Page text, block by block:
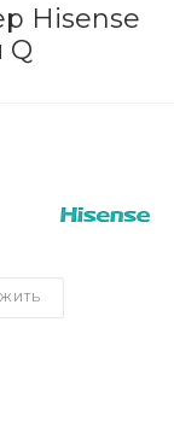
Hisense
Q